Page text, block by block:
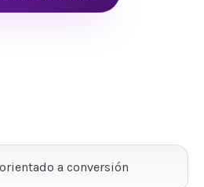
a conversión